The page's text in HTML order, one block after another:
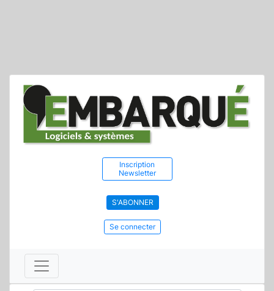
Inscription
Newsletter
S'ABONNER
Se connecter